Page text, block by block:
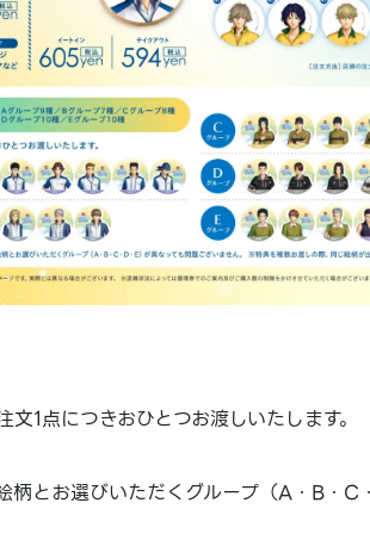
1点につきおひとつお渡しいたします。
とお選びいただくグループ（A・B・C